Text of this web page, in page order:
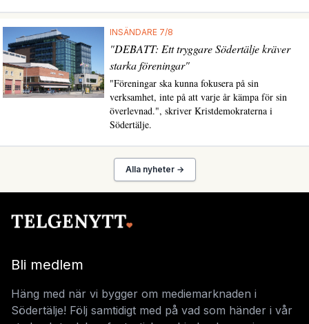
INSÄNDARE 7/8
"DEBATT: Ett tryggare Södertälje kräver
starka föreningar"
"Föreningar ska kunna fokusera på sin
verksamhet, inte på att varje år kämpa för sin
överlevnad.", skriver Kristdemokraterna i
Södertälje.
Alla nyheter →
Bli medlem
Häng med när vi bygger om mediemarknaden i
Södertälje! Följ samtidigt med på vad som händer i vår